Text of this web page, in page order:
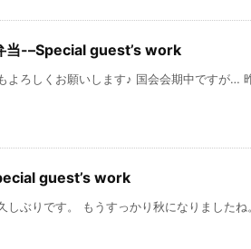
当-–Special guest’s work
くお願いします♪ 国会会期中ですが…
guest’s work
です。 もうすっかり秋になりましたね